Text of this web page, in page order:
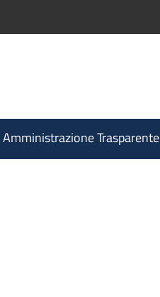
Amministrazione Trasparente